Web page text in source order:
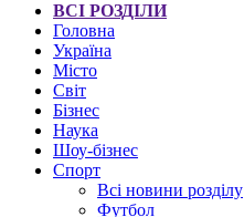
ВСІ РОЗДІЛИ
Головна
Україна
Місто
Світ
Бізнес
Наука
Шоу-бізнес
Спорт
Всі новини розділу
Футбол